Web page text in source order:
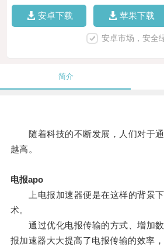
安卓下载 苹果下载
安卓市场，安全
简介
随着科技的不断发展，人们对于通
越高。
电报apo
上电报加速器便是在这样的背景下
术。
通过优化电报传输的方式、增加数
报加速器大大提高了电报传输的效率